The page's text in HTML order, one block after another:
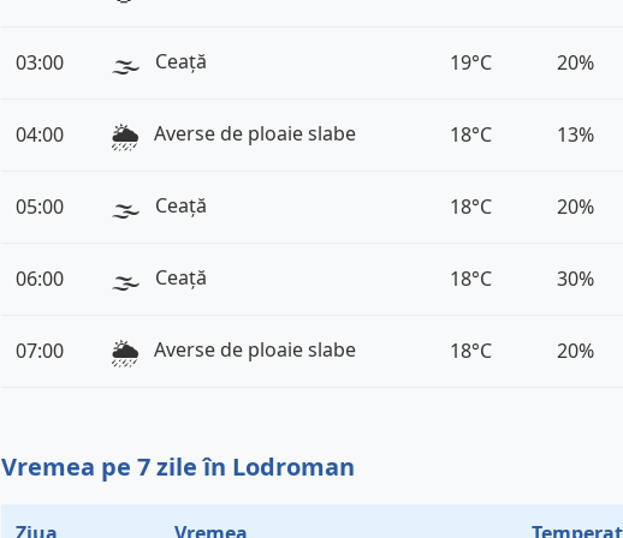
03:00 🌫️ Ceață 19°C 20%
04:00 🌦️ Averse de ploaie slabe 18°C 13%
05:00 🌫️ Ceață 18°C 20%
06:00 🌫️ Ceață 18°C 30%
07:00 🌦️ Averse de ploaie slabe 18°C 20%
Vremea pe 7 zile în Lodroman